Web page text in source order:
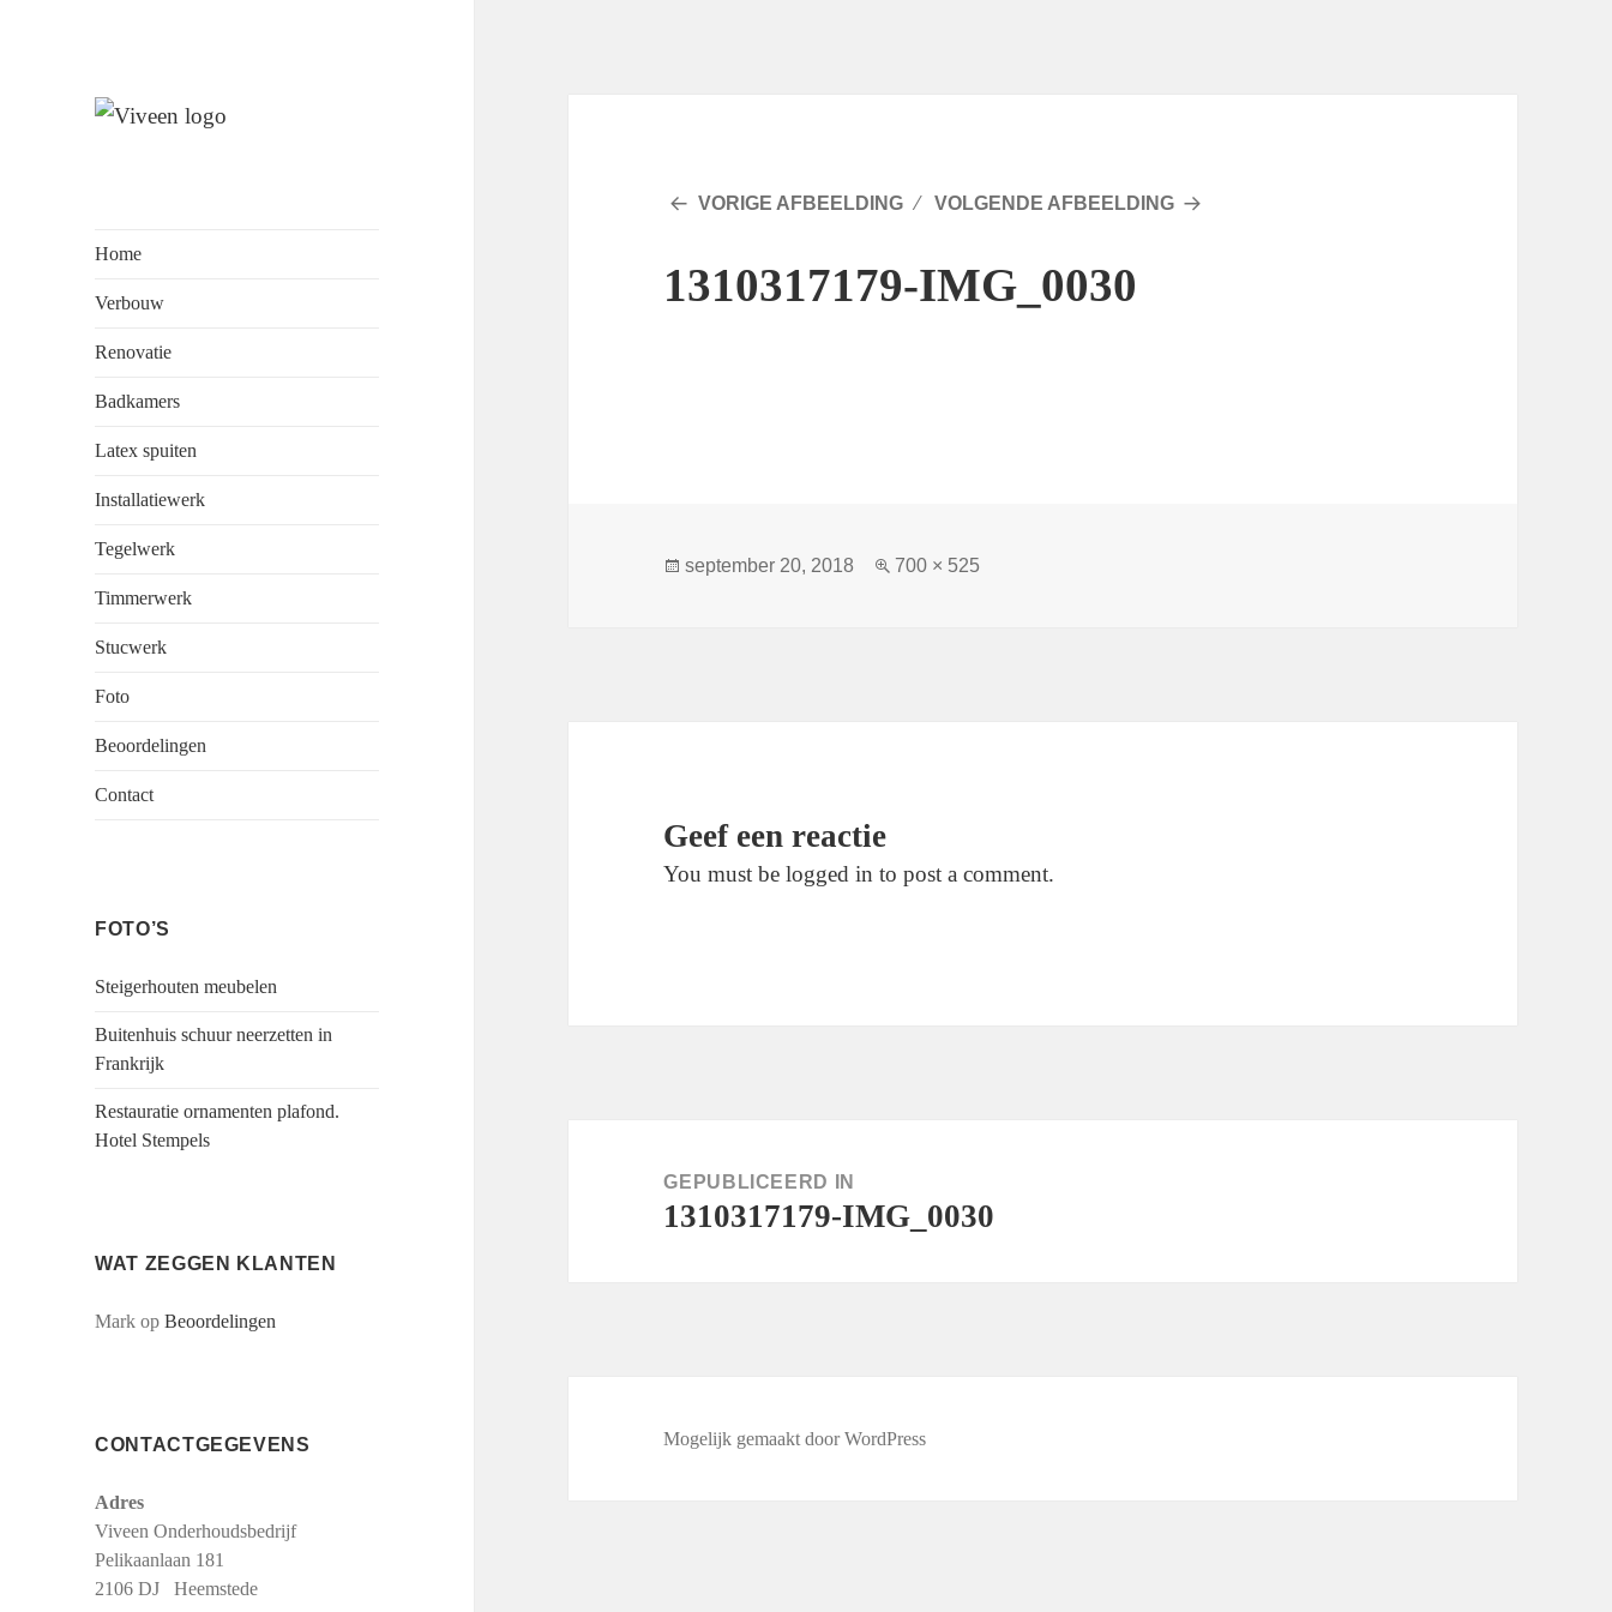
Home
Verbouw
Renovatie
Badkamers
Latex spuiten
Installatiewerk
Tegelwerk
Timmerwerk
Stucwerk
Foto
Beoordelingen
Contact
FOTO’S
Steigerhouten meubelen
Buitenhuis schuur neerzetten in
Frankrijk
Restauratie ornamenten plafond.
Hotel Stempels
WAT ZEGGEN KLANTEN
Mark opBeoordelingen
CONTACTGEGEVENS
Adres
Viveen Onderhoudsbedrijf
Pelikaanlaan 181
2106 DJ Heemstede
VORIGE AFBEELDING VOLGENDE AFBEELDING
1310317179-IMG_0030
Geplaatst
september 20, 2018
Volledige
700 × 525
Geef een reactie
You must be logged in to post a comment.
GEPUBLICEERD IN
1310317179-IMG_0030
Mogelijk gemaakt door WordPress